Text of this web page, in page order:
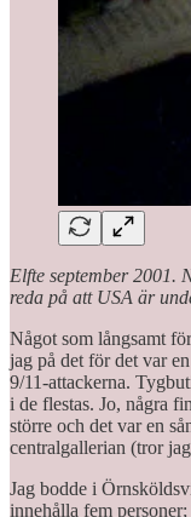
Elfte september 2001.
reda på att USA är
Något som långsamt
jag på det för det var
9/11-attackerna.
i de flestas. Jo, några
större och det var en
centralgallerian (tror
Jag bodde i
innehålla fem